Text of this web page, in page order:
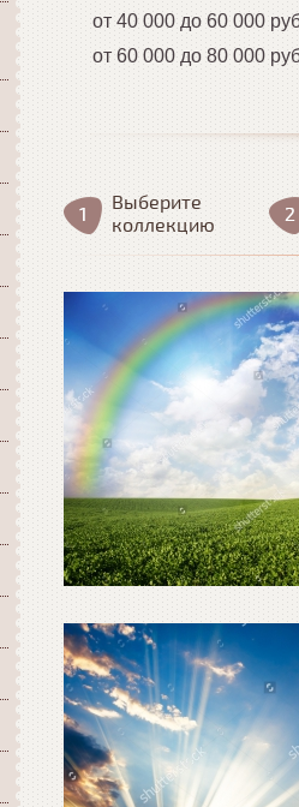
от 40 000 до 60 000
от 60 000 до 80 000
Выберите
коллекцию